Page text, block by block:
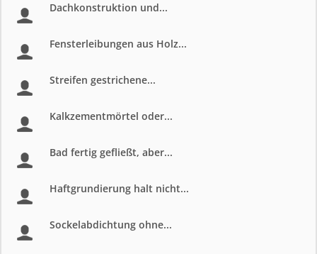
Dachkonstruktion und...
Fensterleibungen aus Holz...
Streifen gestrichene...
Kalkzementmörtel oder...
Bad fertig gefließt, aber...
Haftgrundierung halt nicht...
Sockelabdichtung ohne...